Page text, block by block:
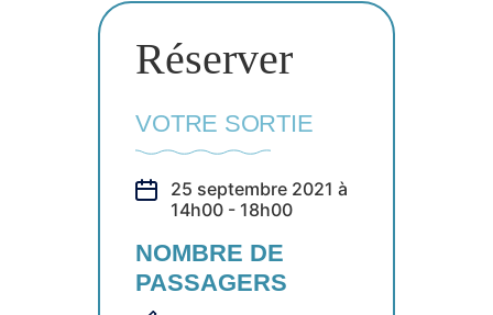
Réserver
VOTRE SORTIE
25 septembre 2021 à
14h00 - 18h00
NOMBRE DE
PASSAGERS